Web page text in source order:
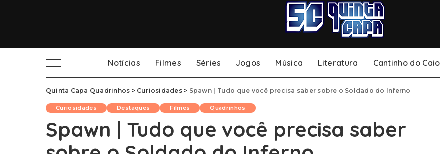
Notícias Filmes Séries Jogos Música Literatura Cantinho do Caio
Quinta Capa Quadrinhos > Curiosidades> Spawn | Tudo que você precisa saber sobre o Soldado do Inferno
Curiosidades Destaques Filmes Quadrinhos
Spawn | Tudo que você precisa saber